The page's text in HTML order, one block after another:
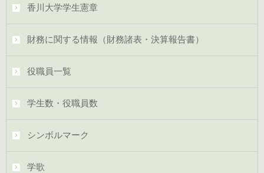
香川大学学生憲章
財務に関する情報（財務諸表・決算報告書）
役職員一覧
学生数・役職員数
シンボルマーク
学歌